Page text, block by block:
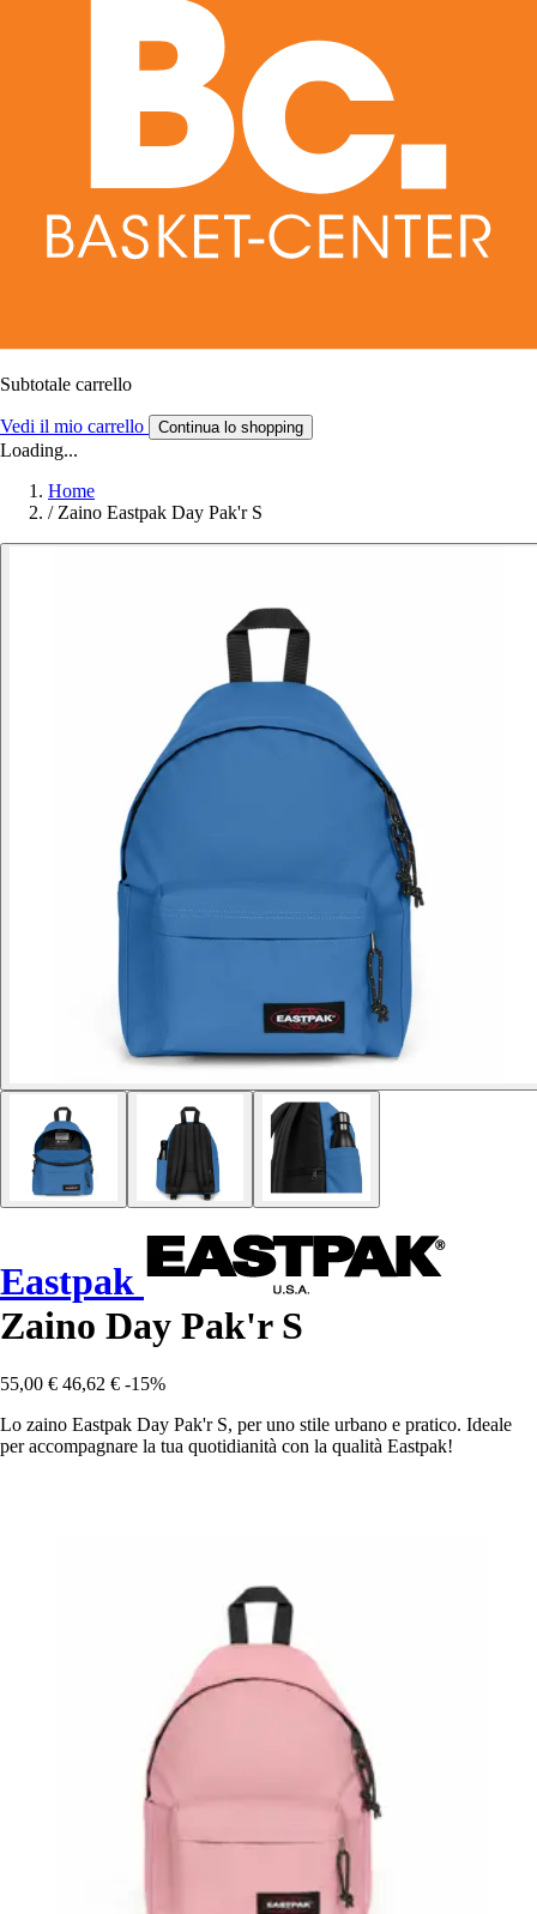
Subtotale carrello
Vedi il mio carrello Continua lo shopping
Loading...
Home
/ Zaino Eastpak Day Pak'r S
Eastpak
Zaino Day Pak'r S
55,00 € 46,62 € -15%
Lo zaino Eastpak Day Pak'r S, per uno stile urbano e pratico. Ideale
per accompagnare la tua quotidianità con la qualità Eastpak!